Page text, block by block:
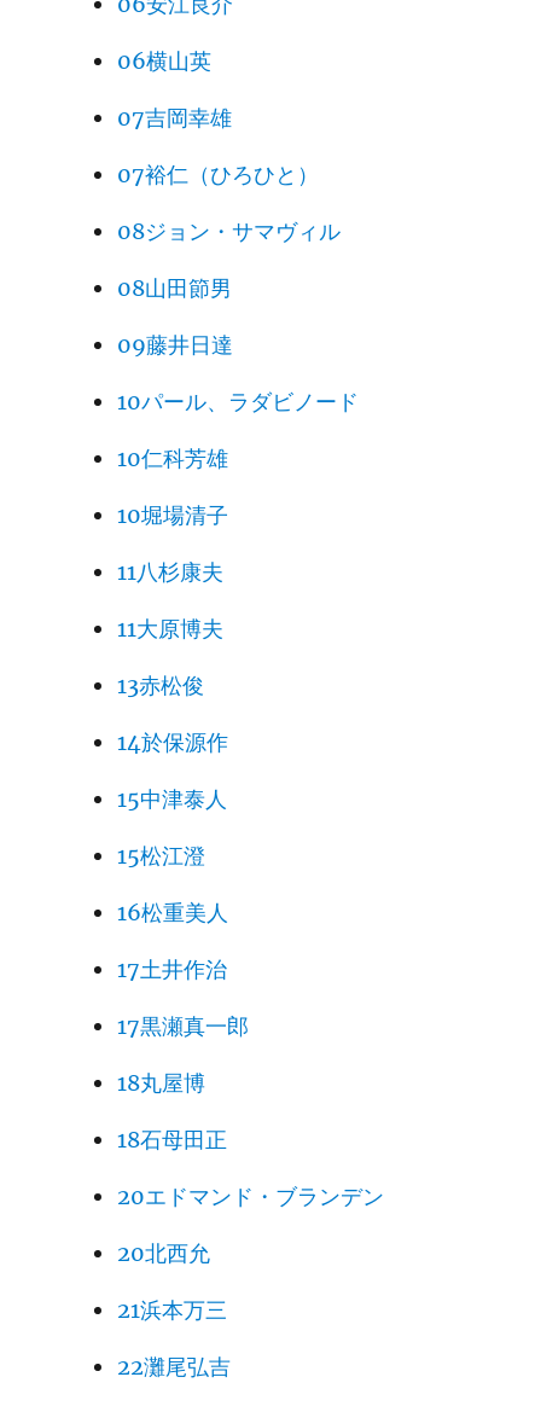
06横山英
07吉岡幸雄
07裕仁（ひろひと）
08ジョン・サマヴィル
08山田節男
09藤井日達
10パール、ラダビノード
10仁科芳雄
10堀場清子
11八杉康夫
11大原博夫
13赤松俊
14於保源作
15中津泰人
15松江澄
16松重美人
17土井作治
17黒瀬真一郎
18丸屋博
18石母田正
20エドマンド・ブランデン
20北西允
21浜本万三
22灘尾弘吉